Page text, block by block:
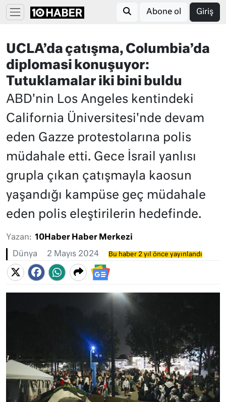
Abone ol Giriş
UCLA’da çatışma, Columbia’da
diplomasi konuşuyor:
Tutuklamalar iki bini buldu
ABD'nin Los Angeles kentindeki
California Üniversitesi'nde devam
eden Gazze protestolarına polis
müdahale etti. Gece İsrail yanlısı
grupla çıkan çatışmayla kaosun
yaşandığı kampüse geç müdahale
eden polis eleştirilerin hedefinde.
Yazan: 10Haber Haber Merkezi
Dünya 2 Mayıs 2024 Bu haber 2 yıl önce yayınlandı